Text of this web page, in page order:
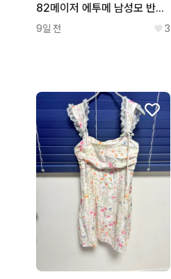
82메이저 에투메 남성모 반사 네임보드
9일 전 3